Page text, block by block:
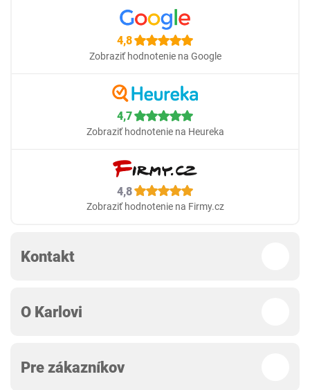
4,8
Zobraziť hodnotenie na Google
4,7
Zobraziť hodnotenie na Heureka
4,8
Zobraziť hodnotenie na Firmy.cz
Kontakt
O Karlovi
Pre zákazníkov